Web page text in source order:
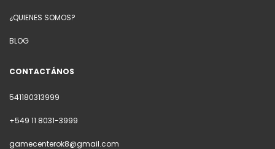
¿QUIENES SOMOS?
BLOG
CONTACTÁNOS
541180313999
+549 11 8031-3999
gamecenterok8@gmail.com